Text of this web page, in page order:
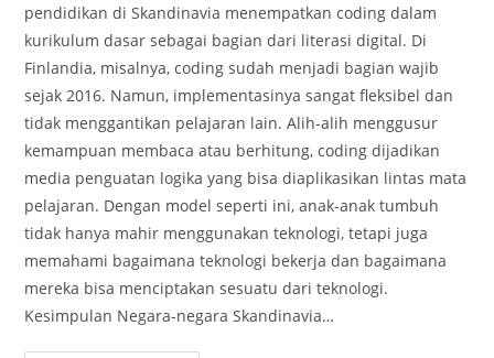
pendidikan di Skandinavia menempatkan coding dalam
kurikulum dasar sebagai bagian dari literasi digital. Di
Finlandia, misalnya, coding sudah menjadi bagian wajib
sejak 2016. Namun, implementasinya sangat fleksibel dan
tidak menggantikan pelajaran lain. Alih-alih menggusur
kemampuan membaca atau berhitung, coding dijadikan
media penguatan logika yang bisa diaplikasikan lintas mata
pelajaran. Dengan model seperti ini, anak-anak tumbuh
tidak hanya mahir menggunakan teknologi, tetapi juga
memahami bagaimana teknologi bekerja dan bagaimana
mereka bisa menciptakan sesuatu dari teknologi.
Kesimpulan Negara-negara Skandinavia…